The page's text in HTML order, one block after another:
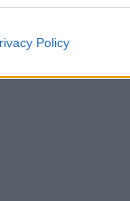
Policy
Marek nie
wartości.